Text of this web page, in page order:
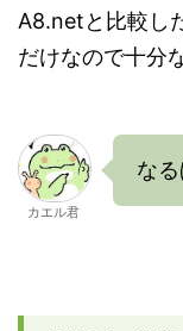
A8.netと比較し
だけなので十分
カエル君
なる